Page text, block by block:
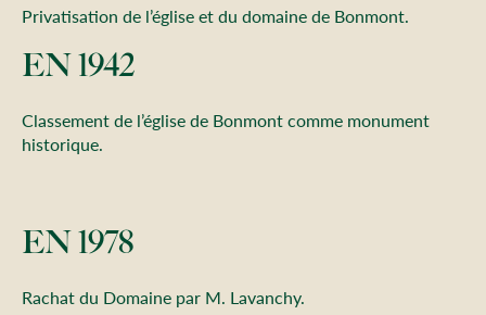
Privatisation de l’église et du domaine de Bonmont.
EN 1942
Classement de l’église de Bonmont comme monument
historique.
EN 1978
Rachat du Domaine par M. Lavanchy.